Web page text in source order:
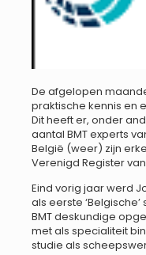
De afgelopen
praktische kennis en
Dit heeft er, onder
aantal BMT experts
België (weer) zijn
Verenigd Register
Eind vorig jaar werd
als eerste
BMT deskundige
met als specialiteit
studie als